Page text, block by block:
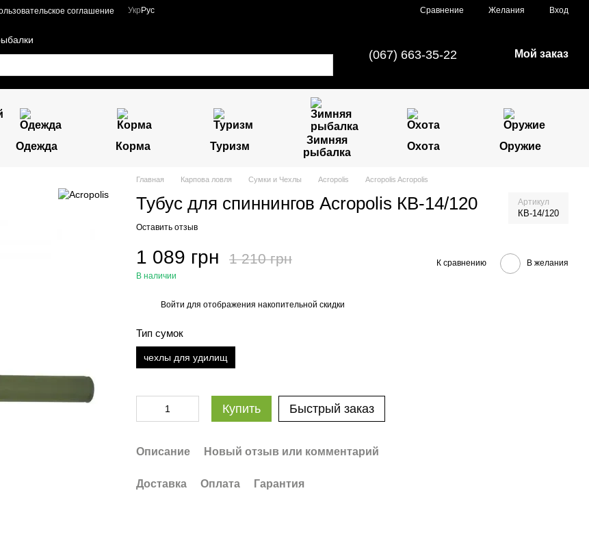
соглашение Укр Рус Сравнение Желания Вход
(067) 663-35-22 Мой заказ
Одежда Корма Туризм
Зимняя
рыбалка
Охота Оружие
Главная Карпова ловля Сумки и Чехлы Acropolis Acropolis Acropolis
Тубус для спиннингов Acropolis КВ-14/120 Артикул
КВ-14/120
Оставить отзыв
1 089 грн 1 210 грн
В наличии
К сравнению В желания
Войти для отображения накопительной скидки
Тип сумок
чехлы для удилищ
Купить Быстрый заказ
Описание Новый отзыв или комментарий
Доставка Оплата Гарантия